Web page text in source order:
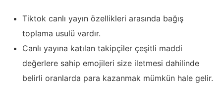
Tiktok canlı yayın özellikleri arasında bağış
toplama usulü vardır.
Canlı yayına katılan takipçiler çeşitli maddi
değerlere sahip emojileri size iletmesi dahilinde
belirli oranlarda para kazanmak mümkün hale gelir.